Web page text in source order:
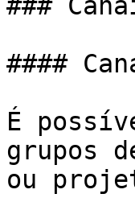
####
É
grupos
ou